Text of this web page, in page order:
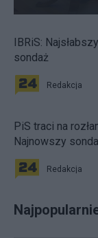
IBRiS:
sondaż
Redakcja
PiS traci na
Najnowszy
Redakcja